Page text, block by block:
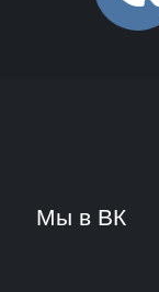
Мы в ВК